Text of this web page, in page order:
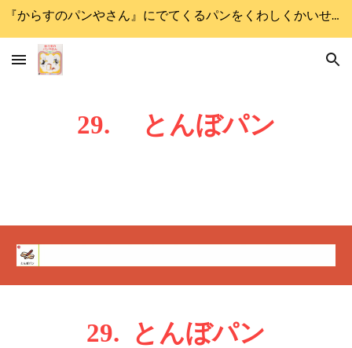
『からすのパンやさん』にでてくるパンをくわしくかいせつします
29. とんぼパン
29. とんぼパン